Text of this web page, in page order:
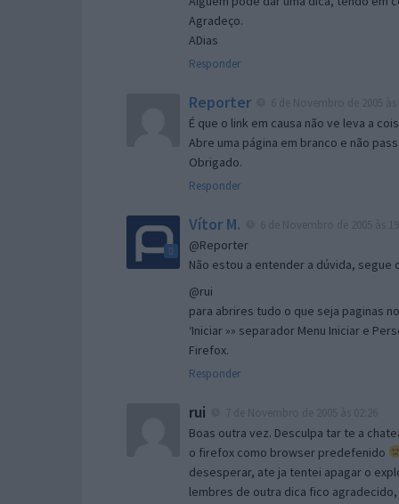
Agradeço.
ADias
Responder
Reporter
É que o link em causa não ve leva a
Abre uma página em branco e não
Obrigado.
Responder
Vítor M.
@Reporter
Não estou a entender a dúvida,
@rui
para abrires tudo o que seja paginas
‘Iniciar »» separador Menu Iniciar e
Firefox.
Responder
rui
Boas outra vez. Desculpa tar te a
o firefox como browser predefenido
desesperar, ate ja tentei apagar o
lembres de outra dica fico